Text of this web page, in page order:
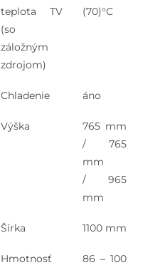
teplota TV
(so
záložným
zdrojom)
(70)°C
Chladenie áno
Výška
765 mm
/ 765
mm
/ 965
mm
Šírka 1100 mm
Hmotnosť
86 – 100